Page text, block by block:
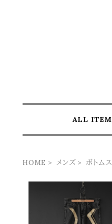
ALL ITEM
HOME メンズ ボトムス